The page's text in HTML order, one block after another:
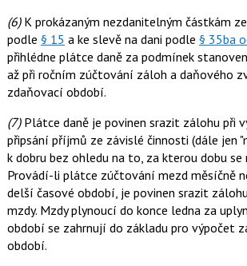
(6)K prokázaným nezdanitelným částkám
podle § 15 a ke slevě na dani podle § 35ba
přihlédne plátce daně za podmínek
až při ročním zúčtování záloh a daňového
zdaňovací období.
(7)Plátce daně je povinen srazit zálohu při
připsání příjmů ze závislé činnosti (dále jen
k dobru bez ohledu na to, za kterou dobu se
Provádí-li plátce zúčtování mezd měsíčně
delší časové období, je povinen srazit
mzdy. Mzdy plynoucí do konce ledna za
období se zahrnují do základu pro výpočet
období.